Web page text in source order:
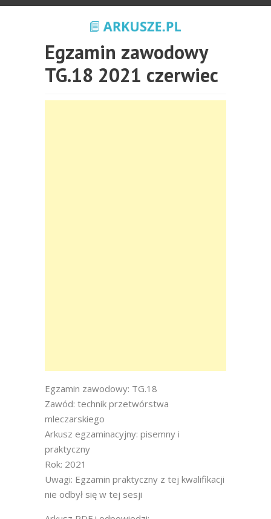
Egzamin zawodowy
TG.18 2021 czerwiec
Egzamin zawodowy: TG.18
Zawód: technik przetwórstwa
mleczarskiego
Arkusz egzaminacyjny: pisemny i
praktyczny
Rok: 2021
Uwagi: Egzamin praktyczny z tej kwalifikacji
nie odbył się w tej sesji